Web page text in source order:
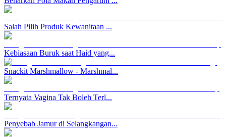
Salah Pilih Produk Kewanitaan ...
Kebiasaan Buruk saat Haid yang...
Snackit Marshmallow - Marshmal...
Ternyata Vagina Tak Boleh Terl...
Penyebab Jamur di Selangkangan...